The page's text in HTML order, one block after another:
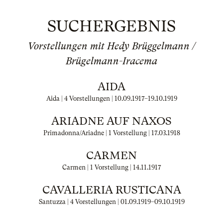
SUCHERGEBNIS
Vorstellungen mit Hedy Brüggelmann /
Brügelmann-Iracema
AIDA
Aida | 4 Vorstellungen | 10.09.1917–19.10.1919
ARIADNE AUF NAXOS
Primadonna/Ariadne | 1 Vorstellung | 17.03.1918
CARMEN
Carmen | 1 Vorstellung | 14.11.1917
CAVALLERIA RUSTICANA
Santuzza | 4 Vorstellungen | 01.09.1919–09.10.1919